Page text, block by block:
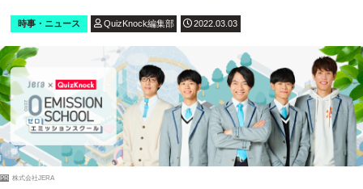
時事・ニュース QuizKnock編集部 2022.03.03
PR 株式会社JERA